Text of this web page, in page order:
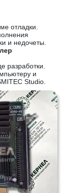
отладки.
и недочеты.
разработки.
и
Studio.